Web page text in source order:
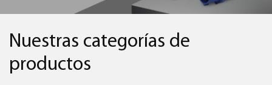
Nuestras categorías de
productos